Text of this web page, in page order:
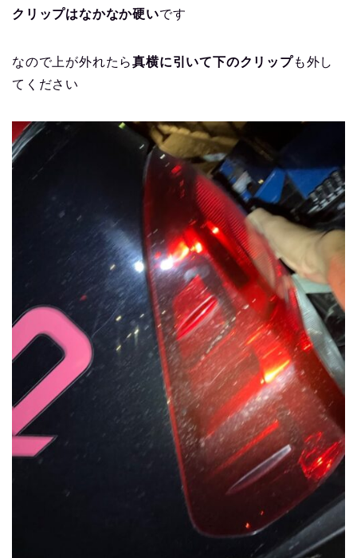
クリップはなかなか硬いです
なので上が外れたら真横に引いて下のクリップも外し
てください